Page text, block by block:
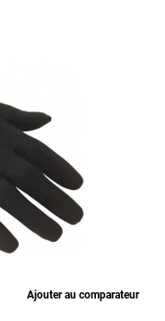
Ajouter au comparateur